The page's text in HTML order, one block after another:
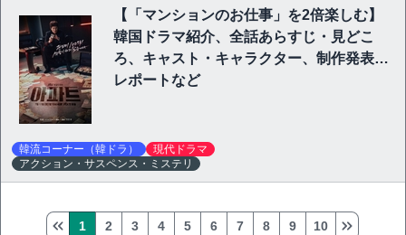
【「マンションのお仕事」を2倍楽しむ】
韓国ドラマ紹介、全話あらすじ・見どこ
ろ、キャスト・キャラクター、制作発表会
レポートなど
韓流コーナー（韓ドラ）
現代ドラマ
アクション・サスペンス・ミステリ
1 2 3 4 5 6 7 8 9 10